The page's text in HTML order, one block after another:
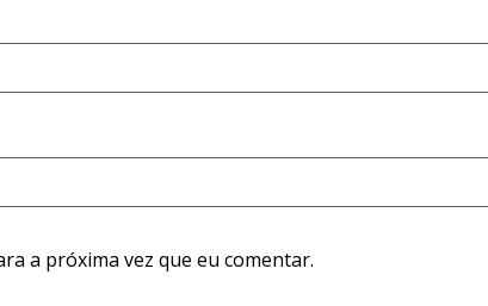
a próxima vez que eu comentar.